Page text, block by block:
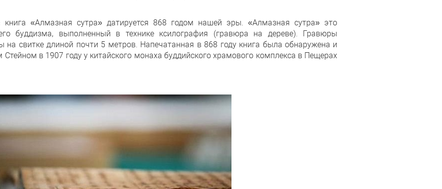
«Алмазная сутра» датируется 868 годом нашей эры. «Алмазная сутра» это
буддизма, выполненный в технике ксилография (гравюра на дереве). Гравюры
свитке длиной почти 5 метров. Напечатанная в 868 году книга была обнаружена и
в 1907 году у китайского монаха буддийского храмового комплекса в Пещерах